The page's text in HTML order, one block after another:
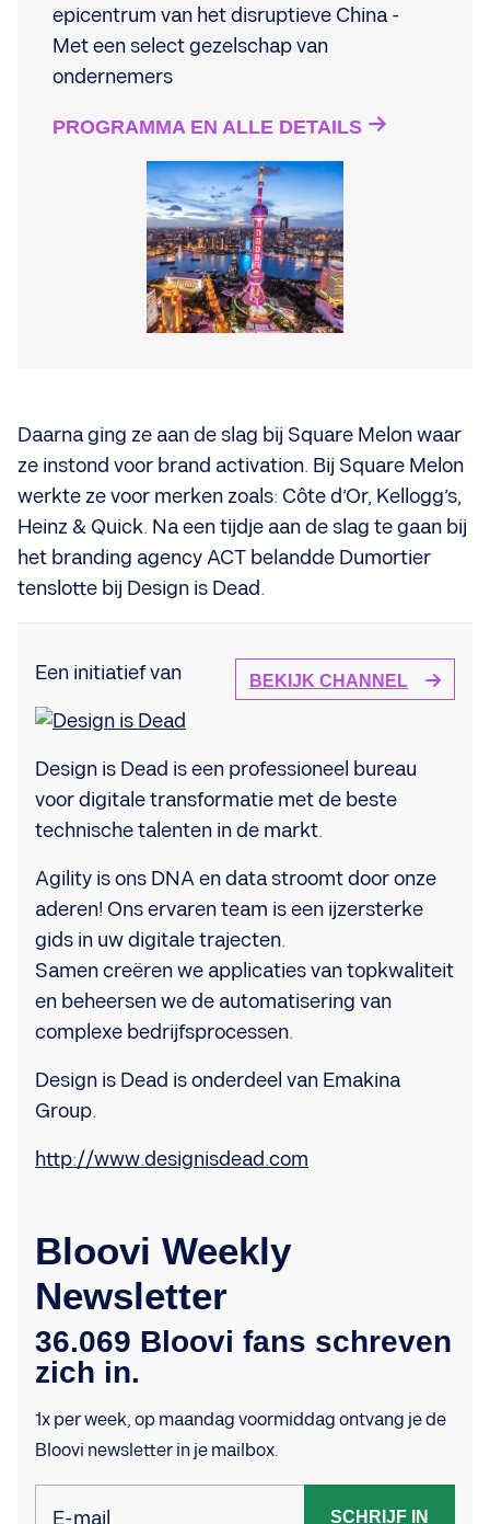
epicentrum van het disruptieve China -
Met een select gezelschap van
ondernemers
PROGRAMMA EN ALLE DETAILS
Daarna ging ze aan de slag bij Square Melon waar
ze instond voor brand activation. Bij Square Melon
werkte ze voor merken zoals: Côte d’Or, Kellogg’s,
Heinz & Quick. Na een tijdje aan de slag te gaan bij
het branding agency ACT belandde Dumortier
tenslotte bij Design is Dead.
BEKIJK CHANNEL
Een initiatief van
Design is Dead is een professioneel bureau
voor digitale transformatie met de beste
technische talenten in de markt.
Agility is ons DNA en data stroomt door onze
aderen! Ons ervaren team is een ijzersterke
gids in uw digitale trajecten.
Samen creëren we applicaties van topkwaliteit
en beheersen we de automatisering van
complexe bedrijfsprocessen.
Design is Dead is onderdeel van Emakina
Group.
http://www.designisdead.com
Bloovi Weekly
Newsletter
36.069 Bloovi fans schreven
zich in.
1x per week, op maandag voormiddag ontvang je de
Bloovi newsletter in je mailbox.
E-mail SCHRIJF IN